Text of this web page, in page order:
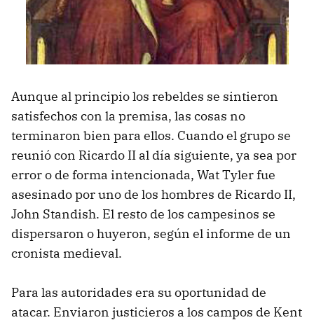
Aunque al principio los rebeldes se sintieron
satisfechos con la premisa, las cosas no
terminaron bien para ellos. Cuando el grupo se
reunió con Ricardo II al día siguiente, ya sea por
error o de forma intencionada, Wat Tyler fue
asesinado por uno de los hombres de Ricardo II,
John Standish. El resto de los campesinos se
dispersaron o huyeron, según el informe de un
cronista medieval.
Para las autoridades era su oportunidad de
atacar. Enviaron justicieros a los campos de Kent